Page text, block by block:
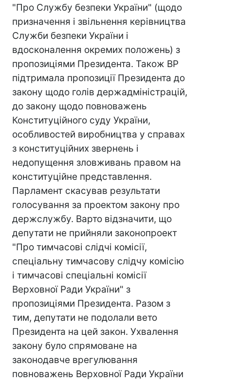
"Про Службу безпеки України" (щодо
призначення і звільнення керівництва
Служби безпеки України і
вдосконалення окремих положень) з
пропозиціями Президента. Також ВР
підтримала пропозиції Президента до
закону щодо голів держадміністрацій,
до закону щодо повноважень
Конституційного суду України,
особливостей виробництва у справах
з конституційних звернень і
недопущення зловживань правом на
конституційне представлення.
Парламент скасував результати
голосування за проектом закону про
держслужбу. Варто відзначити, що
депутати не прийняли законопроект
"Про тимчасові слідчі комісії,
спеціальну тимчасову слідчу комісію
і тимчасові спеціальні комісії
Верховної Ради України" з
пропозиціями Президента. Разом з
тим, депутати не подолали вето
Президента на цей закон. Ухвалення
закону було спрямоване на
законодавче врегулювання
повноважень Верховної Ради України